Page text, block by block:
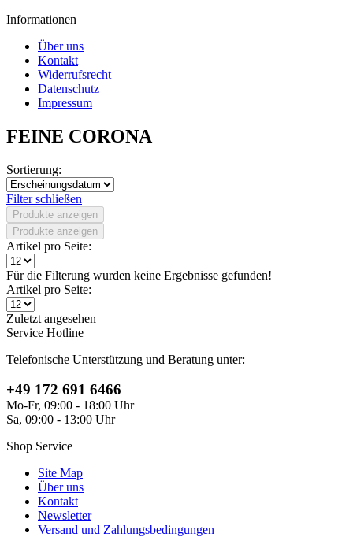
Informationen
Über uns
Kontakt
Widerrufsrecht
Datenschutz
Impressum
FEINE CORONA
Sortierung:
Filter schließen
Produkte anzeigen
Produkte anzeigen
Artikel pro Seite:
Für die Filterung wurden keine Ergebnisse gefunden!
Artikel pro Seite:
Zuletzt angesehen
Service Hotline
Telefonische Unterstützung und Beratung unter:
+49 172 691 6466
Mo-Fr, 09:00 - 18:00 Uhr
Sa, 09:00 - 13:00 Uhr
Shop Service
Site Map
Über uns
Kontakt
Newsletter
Versand und Zahlungsbedingungen